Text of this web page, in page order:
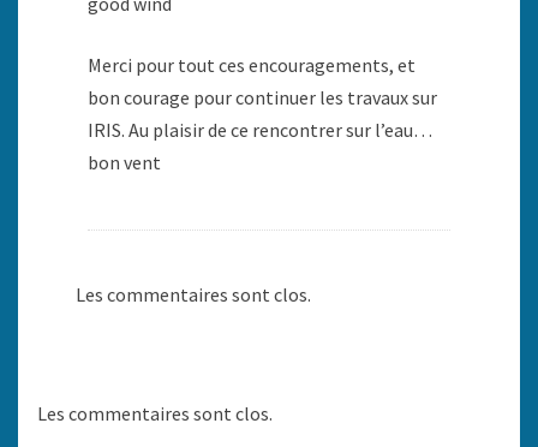
Merci pour tout ces encouragements, et
bon courage pour continuer les travaux sur
IRIS. Au plaisir de ce rencontrer sur l’eau…
bon vent
Les commentaires sont clos.
Les commentaires sont clos.